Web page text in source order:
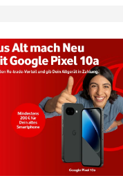
verbunden
Smartphone
2nd Gen.
1 € zum Smart
und danach für
Shop.